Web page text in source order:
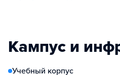
Кампус и
Учебный корпус